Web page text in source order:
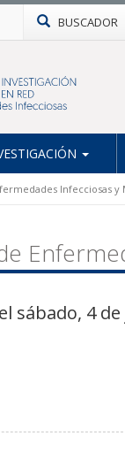
BUSCADOR
Infecciosas
sábado, 4